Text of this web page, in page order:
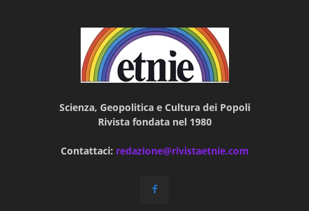
Scienza, Geopolitica e Cultura dei Popoli
Rivista fondata nel 1980
Contattaci: redazione@rivistaetnie.com